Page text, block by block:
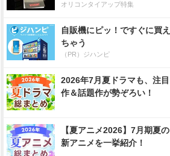
オリコンタイアップ特集
自販機にピッ！ですぐに買え
ちゃう
（PR）ジハンピ
2026年7月夏ドラマも、注目
作＆話題作が勢ぞろい！
【夏アニメ2026】7月期夏の
新アニメを一挙紹介！